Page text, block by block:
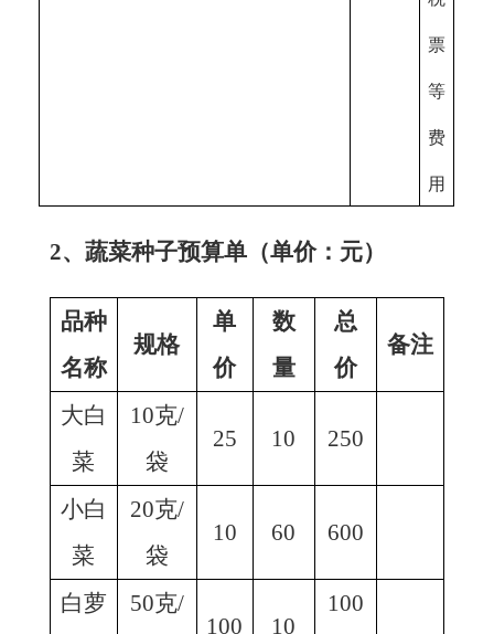
票
等
费
用
2、蔬菜种子预算单（单价：元）
品种
名称
规格
单
价
数
量
总
价
备注
大白
菜
10克/
袋
25 10 250
小白
菜
20克/
袋
10 60 600
白萝
50克/
100
10
100